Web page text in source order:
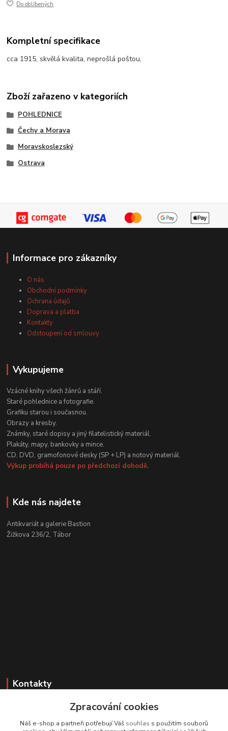
Do oblíbených
Kompletní specifikace
cca 1915, skvělá kvalita, neprošlá poštou,
Zboží zařazeno v kategoriích
POHLEDNICE
Čechy a Morava
Moravskoslezský
Ostrava
Informace pro zákazníky
O nás
Obchodní podmínky
Ochrana údajů
Doprava a platba
Kontakty
Odstoupení od smlouvy
Vykupujeme
Vzácné knihy všech žánrů a stáří.
Staré pohlednice a fotografie.
Grafiku starou i současnou.
Obrazy a kresby.
Známky, staré dopisy a jiný filatelistický materiál.
Plakáty, mapy, bankovky a mince.
CD, DVD, gramofonové desky (SP + LP) a notový materiál.
Výkup probíhá pouze po předchozí dohodě.
Kde nás najdete
Antikvariát a galerie Bastion
Žižkova 236/2, Tábor
Kontakty
Zákaznická podpora
+420 608 331 344
(Po-Pá, 11-17 hod.; So, 9-12 hod.)
Zpracování cookies
Náš e-shop a partneři potřebují Váš souhlas s použitím souborů